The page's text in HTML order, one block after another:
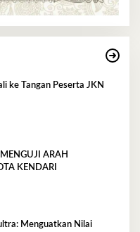
ke Tangan Peserta JKN
ARAH
KENDARI
Menguatkan Nilai